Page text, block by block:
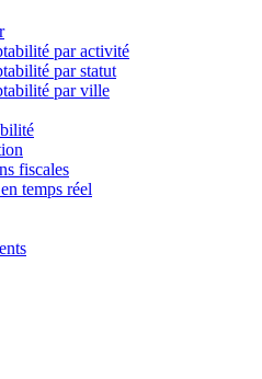
par activité
par statut
par ville
fiscales
temps réel